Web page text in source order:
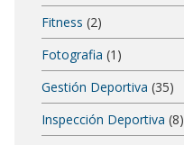
Fitness (2)
Fotografia (1)
Gestión Deportiva (35)
Inspección Deportiva (8)